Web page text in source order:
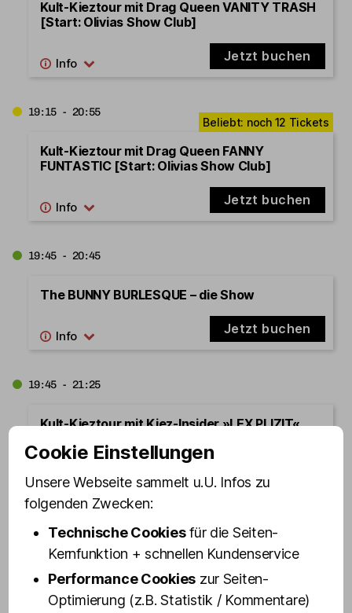
Kult-Kieztour mit Drag Queen VANITY TRASH
[Start: Olivias Show Club]
Jetzt buchen
19:15 - 20:55
Kult-Kieztour mit Drag Queen FANNY
FUNTASTIC [Start: Olivias Show Club]
Jetzt buchen
19:45 - 20:45
The BUNNY BURLESQUE – die Show
Jetzt buchen
19:45 - 21:25
Kult-Kieztour mit Kiez-Insider »LEX PLIZIT«
20:00 - 21:40
ZERIADTKE [Start: Olivias Show Club]
Cookie Einstellungen
Unsere Webseite sammelt u.U. Infos zu
folgenden Zwecken:
Technische Cookiesfür die Seiten-
Kernfunktion + schnellen Kundenservice
Performance Cookies zur Seiten-
Optimierung (z.B. Statistik / Kommentare)